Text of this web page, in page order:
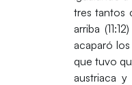
tres tantos
arriba
acaparó
que tuvo
austriaca